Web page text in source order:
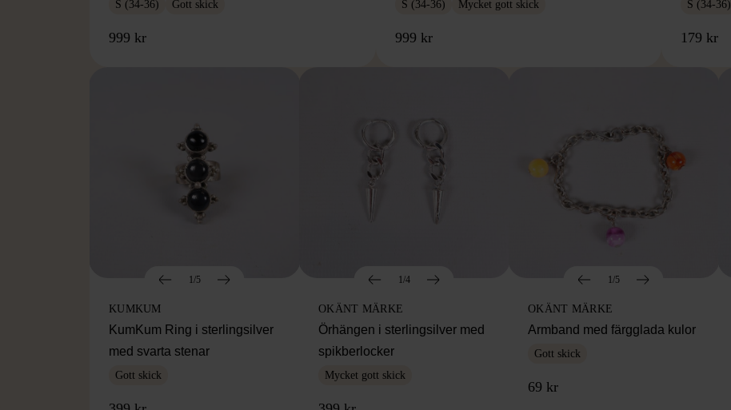
S (34-36) Gott skick
999 kr
S (34-36) Mycket gott skick
999 kr
S (34-36)
179 kr
1/5
KUMKUM
KumKum Ring i sterlingsilver
med svarta stenar
Gott skick
1/4
OKÄNT MÄRKE
Örhängen i sterlingsilver med
spikberlocker
Mycket gott skick
1/5
OKÄNT MÄRKE
Armband med färgglada kulor
Gott skick
69 kr